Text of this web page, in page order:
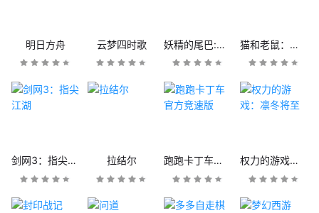
明日方舟 云梦四时歌 妖精的尾巴:魔导少年 猫和老鼠：欢乐互动
剑网3：指尖江湖 拉结尔 跑跑卡丁车官方竞速版 权力的游戏：凛冬将至